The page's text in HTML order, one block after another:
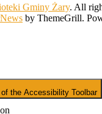
Gminy Żary. All
by ThemeGrill.
the Accessibility Toolbar